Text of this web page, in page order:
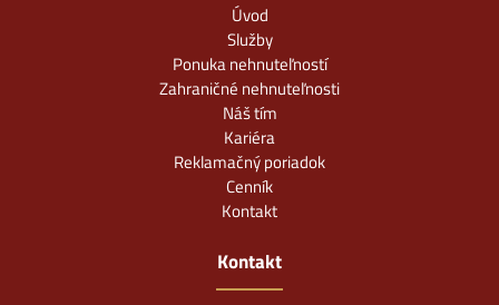
Úvod
Služby
Ponuka nehnuteľností
Zahraničné nehnuteľnosti
Náš tím
Kariéra
Reklamačný poriadok
Cenník
Kontakt
Kontakt